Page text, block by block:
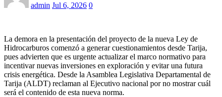
admin Jul 6, 2026 0
La demora en la presentación del proyecto de la nueva Ley de
Hidrocarburos comenzó a generar cuestionamientos desde Tarija,
pues advierten que es urgente actualizar el marco normativo para
incentivar nuevas inversiones en exploración y evitar una futura
crisis energética. Desde la Asamblea Legislativa Departamental de
Tarija (ALDT) reclaman al Ejecutivo nacional por no mostrar cuál
será el contenido de esta nueva norma.